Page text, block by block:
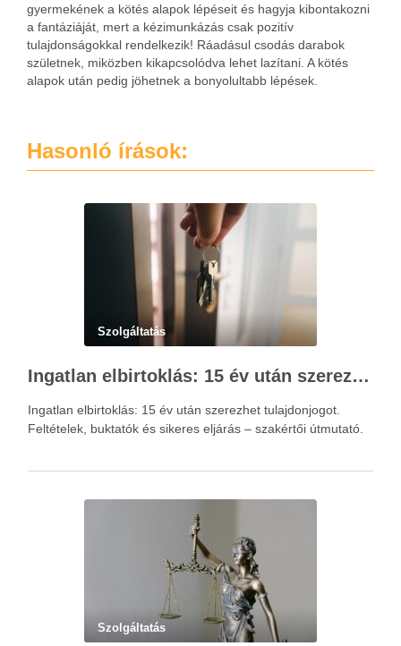
gyermekének a kötés alapok lépéseit és hagyja kibontakozni
a fantáziáját, mert a kézimunkázás csak pozitív
tulajdonságokkal rendelkezik! Ráadásul csodás darabok
születnek, miközben kikapcsolódva lehet lazítani. A kötés
alapok után pedig jöhetnek a bonyolultabb lépések.
Hasonló írások:
Szolgáltatás
Ingatlan elbirtoklás: 15 év után szerezhet tulajdonjogot – szakértői útmutató
Ingatlan elbirtoklás: 15 év után szerezhet tulajdonjogot.
Feltételek, buktatók és sikeres eljárás – szakértői útmutató.
Szolgáltatás